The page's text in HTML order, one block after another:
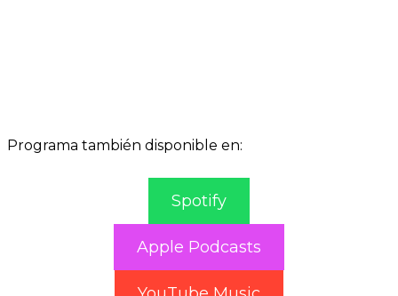
Programa también disponible en:
Spotify
Apple Podcasts